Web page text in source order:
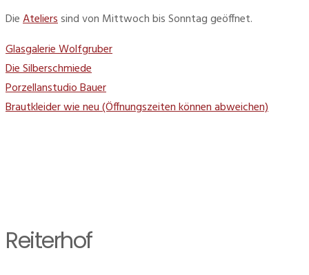
DieAtelierssind von Mittwoch bis Sonntag geöffnet.
Glasgalerie Wolfgruber
Die Silberschmiede
Porzellanstudio Bauer
Brautkleider wie neu (Öffnungszeiten können abweichen)
Reiterhof